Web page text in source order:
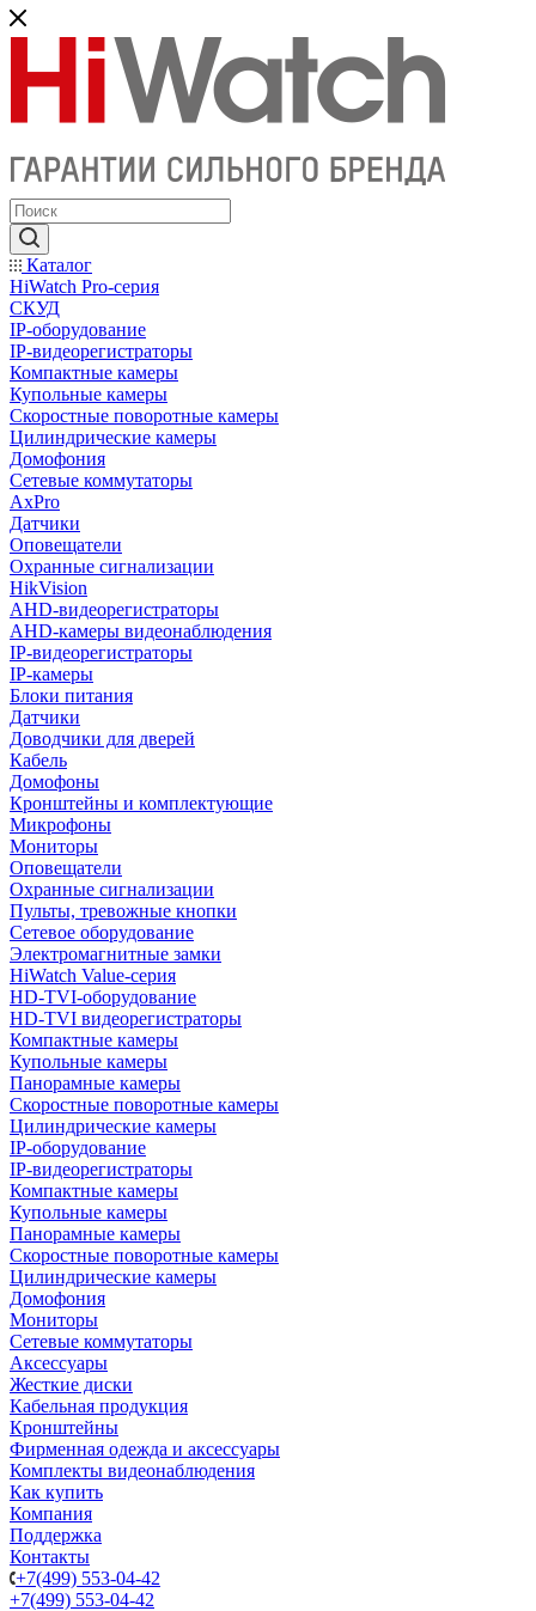
Каталог
HiWatch Pro-серия
CКУД
IP-оборудование
IP-видеорегистраторы
Компактные камеры
Купольные камеры
Скоростные поворотные камеры
Цилиндрические камеры
Домофония
Сетевые коммутаторы
AxPro
Датчики
Оповещатели
Охранные сигнализации
HikVision
AHD-видеорегистраторы
AHD-камеры видеонаблюдения
IP-видеорегистраторы
IP-камеры
Блоки питания
Датчики
Доводчики для дверей
Кабель
Домофоны
Кронштейны и комплектующие
Микрофоны
Мониторы
Оповещатели
Охранные сигнализации
Пульты, тревожные кнопки
Сетевое оборудование
Электромагнитные замки
HiWatch Value-серия
HD-TVI-оборудование
HD-TVI видеорегистраторы
Компактные камеры
Купольные камеры
Панорамные камеры
Скоростные поворотные камеры
Цилиндрические камеры
IP-оборудование
IP-видеорегистраторы
Компактные камеры
Купольные камеры
Панорамные камеры
Скоростные поворотные камеры
Цилиндрические камеры
Домофония
Мониторы
Сетевые коммутаторы
Аксессуары
Жесткие диски
Кабельная продукция
Кронштейны
Фирменная одежда и аксессуары
Комплекты видеонаблюдения
Как купить
Компания
Поддержка
Контакты
+7(499) 553-04-42
+7(499) 553-04-42